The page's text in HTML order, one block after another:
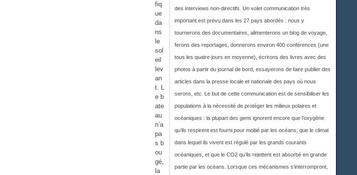
fiq
ue
da
ns
le
sol
eil
lev
an
t. L
e b
ate
au
n’a
pa
s b
ou
gé,
la
des interviews non-directifs. Un volet communication très
important est prévu dans les 27 pays abordés : nous y
tournerons des documentaires, alimenterons un blog de voyage,
ferons des reportages, donnerons environ 400 conférences (une
tous les quatre jours en moyenne), écrirons des livres avec des
photos à partir du journal de bord, essayerons de faire publier des
articles dans la presse locale et nationale des pays où nous
serons, etc. Le but de cette communication est de sensibiliser les
populations à la nécessité de protéger les milieux polaires et
océaniques : la plupart des gens ignorent encore que l’oxygène
qu’ils respirent est fourni pour moitié par les océans, que le climat
dans lequel ils vivent est régulé par les grands courants
océaniques, et que le CO2 qu’ils rejettent est absorbé en grande
partie par les océans. Lorsque ces mécanismes s’interrompront,